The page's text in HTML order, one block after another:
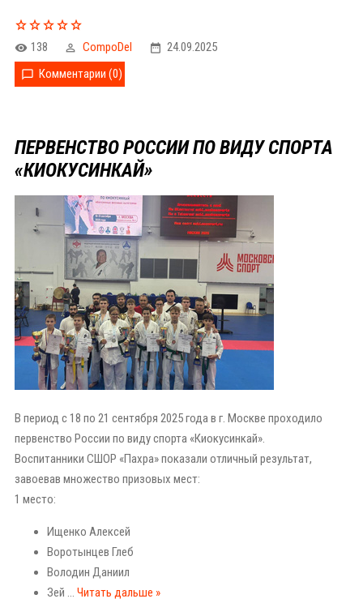
138 CompoDel
24.09.2025
Комментарии (0)
ПЕРВЕНСТВО РОССИИ ПО ВИДУ СПОРТА
«КИОКУСИНКАЙ»
В период с 18 по 21 сентября 2025 года в г. Москве проходило
первенство России по виду спорта «Киокусинкай».
Воспитанники СШОР «Пахра» показали отличный результат,
завоевав множество призовых мест:
1 место:
Ищенко Алексей
Воротынцев Глеб
Володин Даниил
Зей ... Читать дальше »